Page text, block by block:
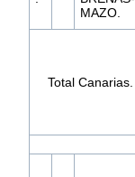
MAZO.
Total Canarias.